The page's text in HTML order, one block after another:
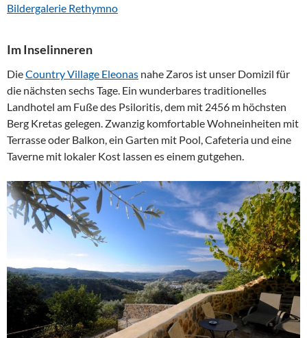
Bildergalerie Rethymno
Im Inselinneren
DieCountry Village Eleonas nahe Zaros ist unser Domizil für
die nächsten sechs Tage. Ein wunderbares traditionelles
Landhotel am Fuße des Psiloritis, dem mit 2456 m höchsten
Berg Kretas gelegen. Zwanzig komfortable Wohneinheiten mit
Terrasse oder Balkon, ein Garten mit Pool, Cafeteria und eine
Taverne mit lokaler Kost lassen es einem gutgehen.